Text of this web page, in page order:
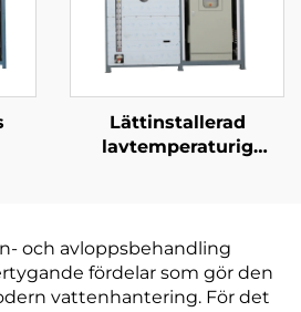
Lättinstallerad
lavtemperaturig
bearbetningsindustrin
och avloppsbehandling
fördelar som gör den
vattenhantering. För det